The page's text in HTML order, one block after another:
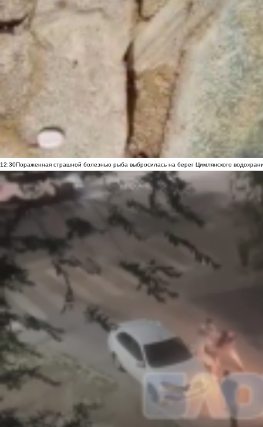
12:30Пораженная страшной болезнью рыба выбросилась на берег Цимлянского